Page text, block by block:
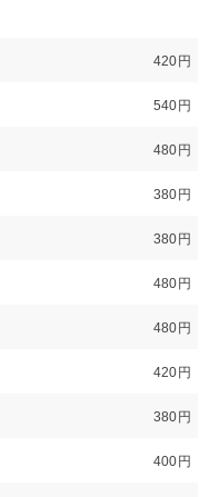
420円
540円
480円
380円
380円
480円
480円
420円
380円
400円